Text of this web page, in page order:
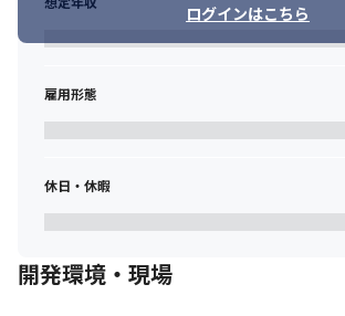
ログインはこちら
雇用形態
休日・休暇
開発環境・現場